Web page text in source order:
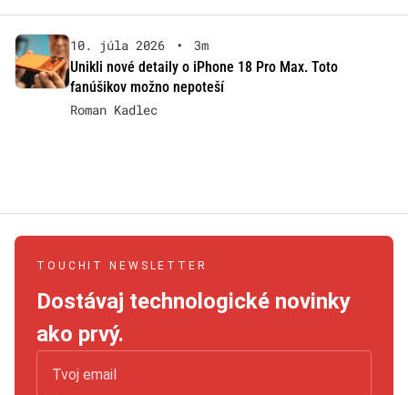
10. júla 2026 •
3m
Unikli nové detaily o iPhone 18 Pro Max. Toto
fanúšikov možno nepoteší
Roman Kadlec
TOUCHIT NEWSLETTER
Dostávaj technologické novinky
ako prvý.